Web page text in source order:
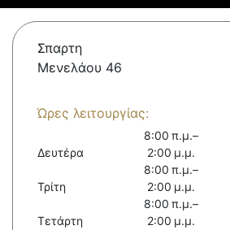
Σπαρτη
Μενελάου 46
Ώρες λειτουργίας:
Δευτέρα
8:00 π.μ.–
2:00 μ.μ.
Τρίτη
8:00 π.μ.–
2:00 μ.μ.
Τετάρτη
8:00 π.μ.–
2:00 μ.μ.